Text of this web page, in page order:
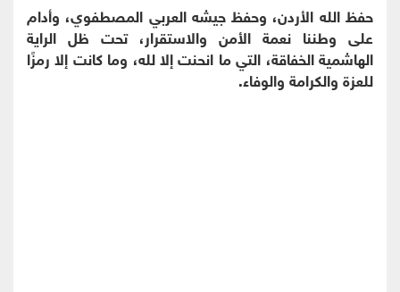
حفظ الله الأردن، وحفظ جيشه العربي المصطفوي، وأدام
على وطننا نعمة الأمن والاستقرار، تحت ظل الراية
الهاشمية الخفاقة، التي ما انحنت إلا لله، وما كانت إلا رمزًا
للعزة والكرامة والوفاء.